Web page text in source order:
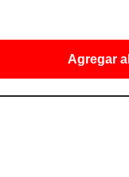
Agregar